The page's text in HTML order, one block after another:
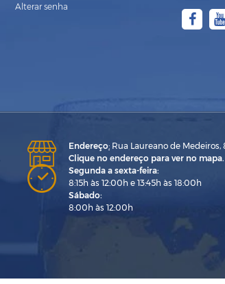
Alterar senha
Endereço: Rua Laureano de
Clique no endereço para ver no mapa.
Segunda a sexta-feira:
8:15h às 12:00h e 13:45h às 18:00h
Sábado:
8:00h às 12:00h